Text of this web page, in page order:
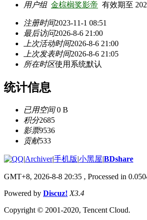
用户组 金棕榈奖影帝 有效期至
注册时间2023-11-1 08:51
最后访问2026-8-6 21:00
上次活动时间2026-8-6 21:00
上次发表时间2026-8-6 21:05
所在时区使用系统默认
统计信息
已用空间0 B
积分2685
影票9536
贡献533
|Archiver|手机版|小黑屋|BDshare
GMT+8, 2026-8-8 20:35 , Processed in
Powered by Discuz! X3.4
Copyright © 2001-2020, Tencent Cloud.